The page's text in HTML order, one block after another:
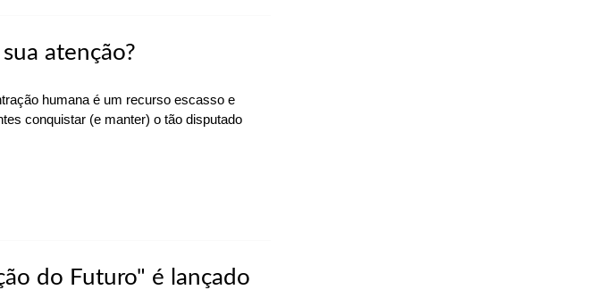
atenção?
humana é um recurso escasso e
conquistar (e manter) o tão disputado
do Futuro" é lançado